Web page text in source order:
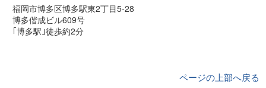
福岡市博多区博多駅東2丁目5-28
博多偕成ビル609号
｢博多駅｣徒歩約2分
ページの上部へ戻る